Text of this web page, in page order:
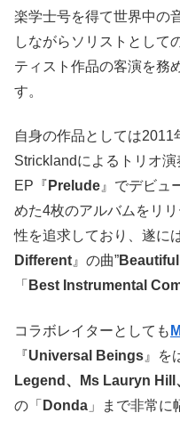
楽学士号を得て世界中の
しながらソリストとして
ティスト作品の客演を務
す。
自身の作品としては
Stricklandによるトリオ
EP『 Prelude 』でデビュ
めた4枚のアルバムをリ
性を追求しており、遂に
Different 』の曲”
「 Best Instrumental
コラボレイターとしても
『Universal Beings 』を
Legend、Ms Lauryn Hill
の「 Donda 」まで非常